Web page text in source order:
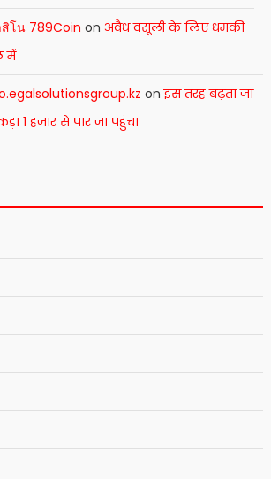
สิโน 789Coin on अवैध वसूली के लिए धमकी
में
onइस तरह बढ़ता जा
1 हजार से पार जा पहुंचा